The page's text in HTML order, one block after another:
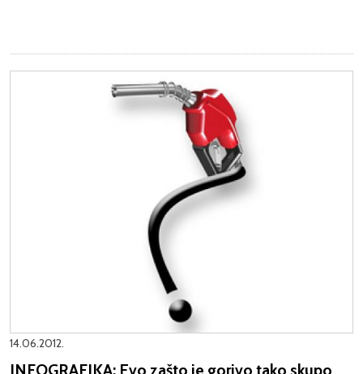
14.06.2012.
INFOGRAFIKA: Evo zašto je gorivo tako skupo